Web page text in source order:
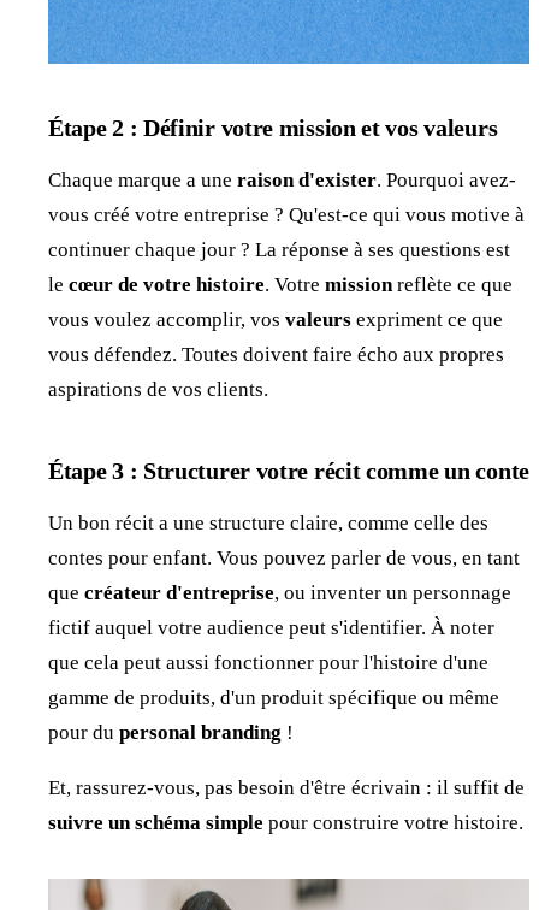
Étape 2 : Définir votre mission et vos valeurs
Chaque marque a une raison d'exister. Pourquoi avez-
vous créé votre entreprise ? Qu'est-ce qui vous motive à
continuer chaque jour ? La réponse à ses questions est
le cœur de votre histoire. Votre missionreflète ce que
vous voulez accomplir, vos valeurs expriment ce que
vous défendez. Toutes doivent faire écho aux propres
aspirations de vos clients.
Étape 3 : Structurer votre récit comme un conte
Un bon récit a une structure claire, comme celle des
contes pour enfant. Vous pouvez parler de vous, en tant
que créateur d'entreprise, ou inventer un personnage
fictif auquel votre audience peut s'identifier. À noter
que cela peut aussi fonctionner pour l'histoire d'une
gamme de produits, d'un produit spécifique ou même
pour du personal branding !
Et, rassurez-vous, pas besoin d'être écrivain : il suffit de
suivre un schéma simple pour construire votre histoire.